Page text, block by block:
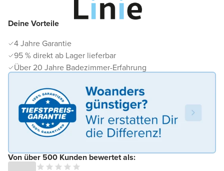
Deine Vorteile
4 Jahre Garantie
95 % direkt ab Lager lieferbar
Über 20 Jahre Badezimmer-Erfahrung
Von über 500 Kunden bewertet als: